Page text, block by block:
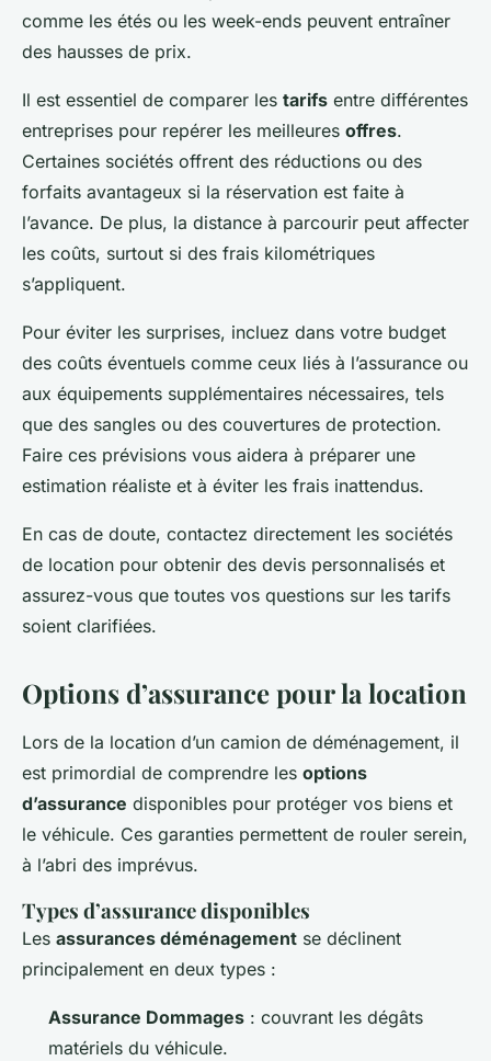
comme les étés ou les week-ends peuvent entraîner
des hausses de prix.
Il est essentiel de comparer les tarifs entre différentes
entreprises pour repérer les meilleures offres.
Certaines sociétés offrent des réductions ou des
forfaits avantageux si la réservation est faite à
l’avance. De plus, la distance à parcourir peut affecter
les coûts, surtout si des frais kilométriques
s’appliquent.
Pour éviter les surprises, incluez dans votre budget
des coûts éventuels comme ceux liés à l’assurance ou
aux équipements supplémentaires nécessaires, tels
que des sangles ou des couvertures de protection.
Faire ces prévisions vous aidera à préparer une
estimation réaliste et à éviter les frais inattendus.
En cas de doute, contactez directement les sociétés
de location pour obtenir des devis personnalisés et
assurez-vous que toutes vos questions sur les tarifs
soient clarifiées.
Options d’assurance pour la location
Lors de la location d’un camion de déménagement, il
est primordial de comprendre les options
d’assurance disponibles pour protéger vos biens et
le véhicule. Ces garanties permettent de rouler serein,
à l’abri des imprévus.
Types d’assurance disponibles
Les assurances déménagement se déclinent
principalement en deux types :
Assurance Dommages : couvrant les dégâts
matériels du véhicule.